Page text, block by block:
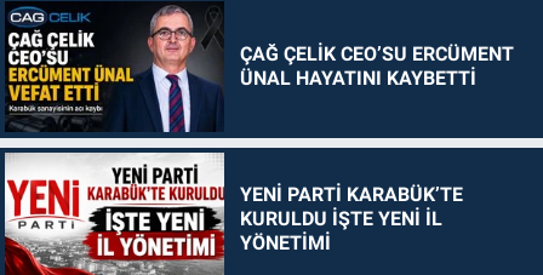
ÇAĞ ÇELİK CEO’SU ERCÜMENT
ÜNAL HAYATINI KAYBETTİ
YENİ PARTİ KARABÜK’TE
KURULDU İŞTE YENİ İL
YÖNETİMİ